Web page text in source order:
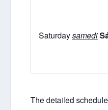
Saturdaysamedi
The detailed